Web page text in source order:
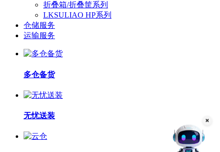
折叠箱/折叠筐系列
LKSULIAO HP系列
仓储服务
运输服务
多仓备货
无忧送装